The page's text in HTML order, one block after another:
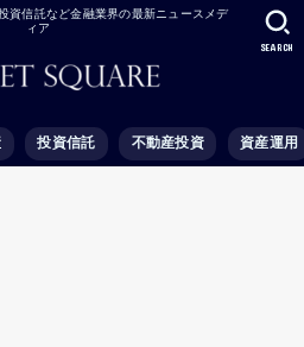
資信託など金融業界の最新ニュースメデ
ィア
投資信託 不動産投資 資産運用
SEARCH